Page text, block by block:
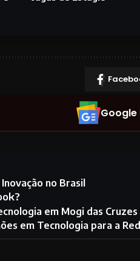
Google
no Brasil
em Mogi das Cruzes
em Tecnologia para a